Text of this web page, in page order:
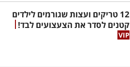
12 טריקים ועצות שגורמים לילדים
קטנים לסדר את הצעצועים לבד!